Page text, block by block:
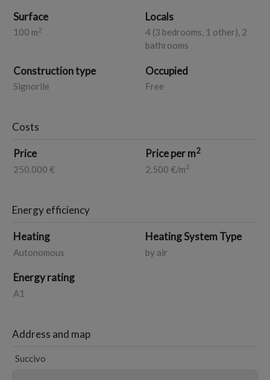
Surface
100 m2
Locals
4 (3 bedrooms, 1 other), 2
bathrooms
Construction type
Signorile
Occupied
Free
Costs
Price
250.000 €
Price per m2
2.500 €/m2
Energy efficiency
Heating
Autonomous
Heating System Type
by air
Energy rating
A1
Address and map
Succivo